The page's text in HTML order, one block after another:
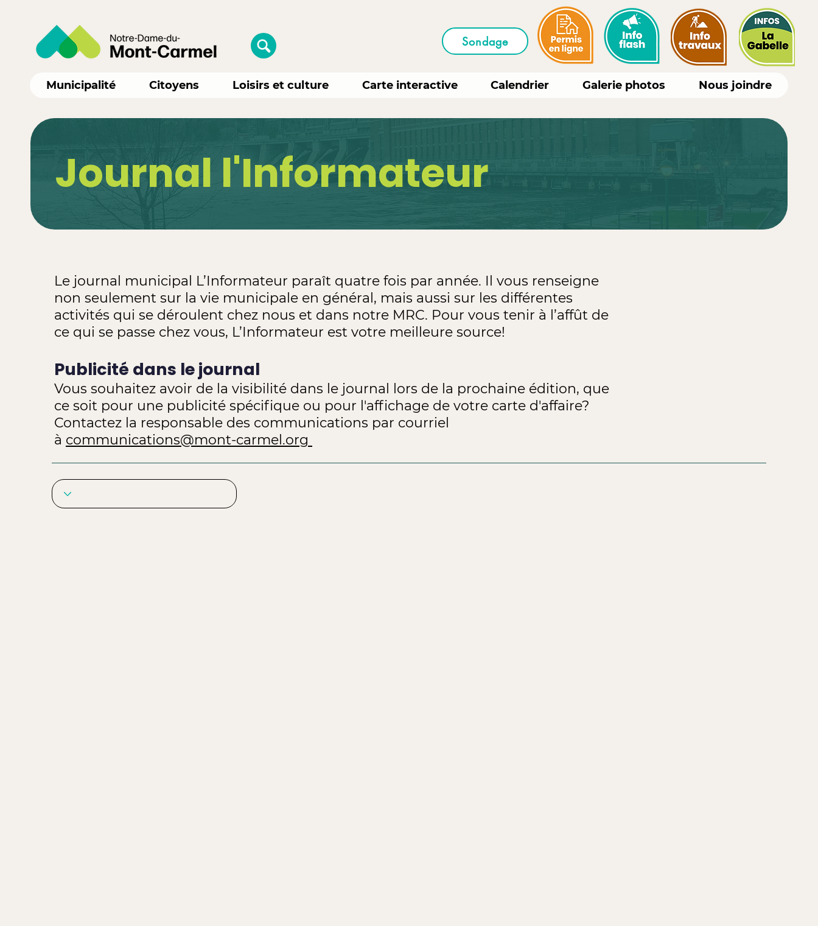
Sondage
Municipalité Citoyens Loisirs et culture Carte interactive Calendrier Galerie photos Nous joindre
Journal l'Informateur
Le journal municipal L’Informateur paraît quatre fois par année. Il vous renseigne
non seulement sur la vie municipale en général, mais aussi sur les différentes
activités qui se déroulent chez nous et dans notre MRC. Pour vous tenir à l’affût de
ce qui se passe chez vous, L’Informateur est votre meilleure source!
Publicité dans le journal
Vous souhaitez avoir de la visibilité dans le journal lors de la prochaine édition, que
ce soit pour une publicité spécifique ou pour l'affichage de votre carte d'affaire?
Contactez la responsable des communications par courriel
à communications@mont-carmel.org